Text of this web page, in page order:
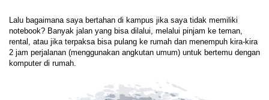
Lalu bagaimana saya bertahan di kampus jika saya tidak memiliki
notebook? Banyak jalan yang bisa dilalui, melalui pinjam ke teman,
rental, atau jika terpaksa bisa pulang ke rumah dan menempuh kira-kira
2 jam perjalanan (menggunakan angkutan umum) untuk bertemu dengan
komputer di rumah.